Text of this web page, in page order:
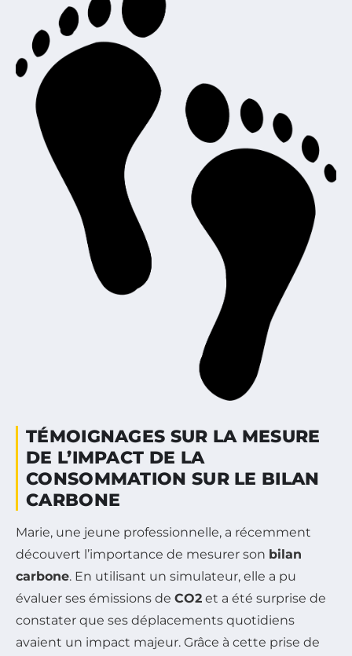
TÉMOIGNAGES SUR LA MESURE
DE L’IMPACT DE LA
CONSOMMATION SUR LE BILAN
CARBONE
Marie, une jeune professionnelle, a récemment
découvert l’importance de mesurer son bilan
carbone. En utilisant un simulateur, elle a pu
évaluer ses émissions de CO2 et a été surprise de
constater que ses déplacements quotidiens
avaient un impact majeur. Grâce à cette prise de